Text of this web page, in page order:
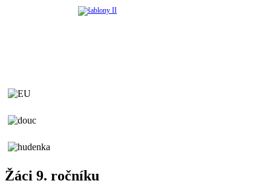
Žáci 9. ročníku